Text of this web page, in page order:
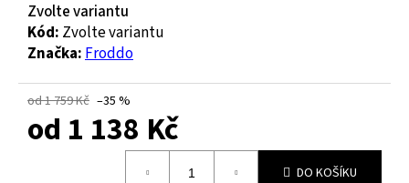
Zvolte variantu
Kód: Zvolte variantu
Značka:Froddo
od 1 759 Kč –35 %
od 1 138 Kč
DO KOŠÍKU
u
u
m